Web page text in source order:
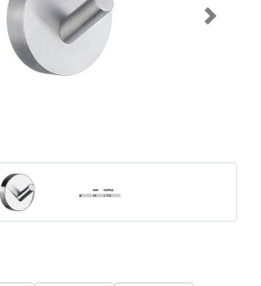
Next